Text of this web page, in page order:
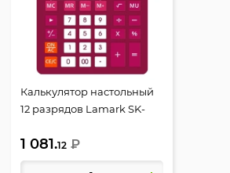
Калькулятор настольный
12 разрядов Lamark SK-
двойное питание
205*155*30мм красный
1 081.12 ₽